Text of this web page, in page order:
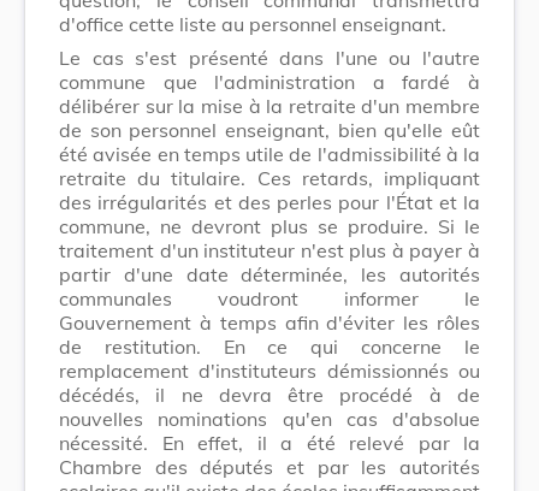
d'office cette liste au personnel enseignant.
Le cas s'est présenté dans l'une ou l'autre
commune que l'administration a fardé à
délibérer sur la mise à la retraite d'un membre
de son personnel enseignant, bien qu'elle eût
été avisée en temps utile de l'admissibilité à la
retraite du titulaire. Ces retards, impliquant
des irrégularités et des perles pour l'État et la
commune, ne devront plus se produire. Si le
traitement d'un instituteur n'est plus à payer à
partir d'une date déterminée, les autorités
communales voudront informer le
Gouvernement à temps afin d'éviter les rôles
de restitution. En ce qui concerne le
remplacement d'instituteurs démissionnés ou
décédés, il ne devra être procédé à de
nouvelles nominations qu'en cas d'absolue
nécessité. En effet, il a été relevé par la
Chambre des députés et par les autorités